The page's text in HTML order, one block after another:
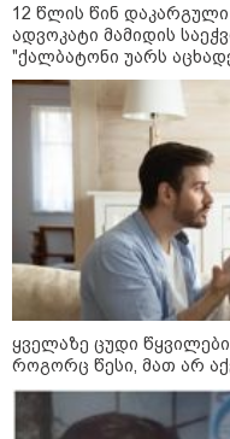
მეცნიერება
12 წლის წინ
ადვოკატი მამიდის
"ქალბატონი უარს
წლობით
ყველაზე ცუდი
როგორც წესი, მათ არ